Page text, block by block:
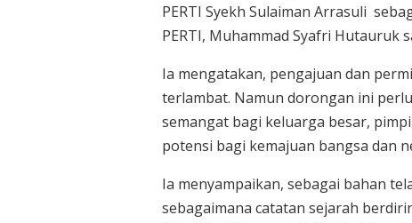
PERTI Syekh Sulaiman Arrasuli
PERTI, Muhammad Syafri Hutauruk
Ia mengatakan, pengajuan dan
terlambat. Namun dorongan ini
semangat bagi keluarga besar,
potensi bagi kemajuan bangsa dan
Ia menyampaikan, sebagai bahan
sebagaimana catatan sejarah